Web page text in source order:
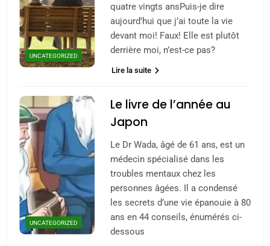
UNCATEGORIZED
quatre vingts ansPuis-je dire
aujourd’hui que j’ai toute la vie
devant moi! Faux! Elle est plutôt
derrière moi, n’est-ce pas?
Lire la suite
UNCATEGORIZED
Le livre de l’année au
Japon
Le Dr Wada, âgé de 61 ans, est un
médecin spécialisé dans les
troubles mentaux chez les
personnes âgées. Il a condensé
les secrets d’une vie épanouie à 80
ans en 44 conseils, énumérés ci-
dessous